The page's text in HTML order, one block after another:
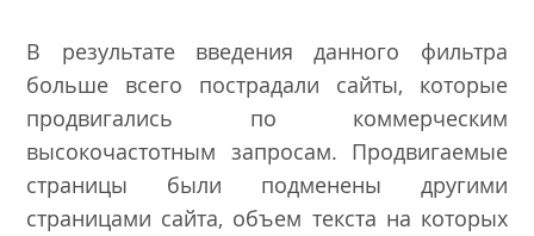
В результате введения данного фильтра
больше всего пострадали сайты, которые
продвигались по коммерческим
высокочастотным запросам. Продвигаемые
страницы были подменены другими
страницами сайта, объем текста на которых